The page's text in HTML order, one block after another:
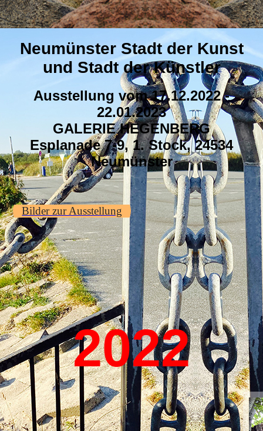
Neumünster Stadt der Kunst
und Stadt der Künstler
Ausstellung vom 17.12.2022 -
22.01.2023
GALERIE HEGENBERG
Esplanade 7-9, 1. Stock, 24534
Neumünster
Bilder zur Ausstellung
2022